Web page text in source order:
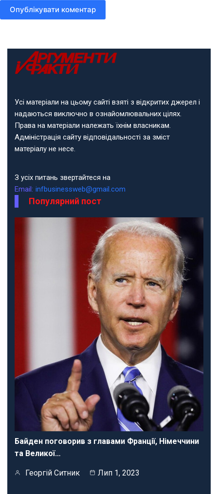
Опублікувати коментар
Усі матеріали на цьому сайті взяті з відкритих джерел і
надаються виключно в ознайомлювальних цілях.
Права на матеріали належать їхнім власникам.
Адміністрація сайту відповідальності за зміст
матеріалу не несе.
З усіх питань звертайтеся на
Email: infbusinessweb@gmail.com
Популярний пост
Байден поговорив з главами Франції, Німеччини
та Великої…
Георгій Ситник Лип 1, 2023